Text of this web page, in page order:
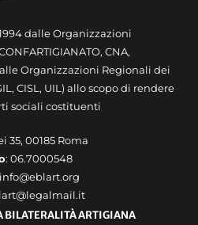
dalle Organizzazioni
CNA,
Organizzazioni Regionali dei
CISL, UIL) allo scopo di rendere
sociali costituenti
35, 00185 Roma
: 06.7000548
BILATERALITÀ ARTIGIANA